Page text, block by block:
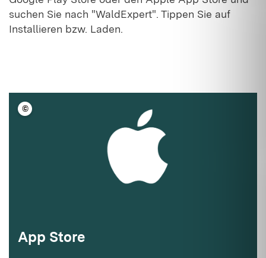
suchen Sie nach "WaldExpert". Tippen Sie auf
Installieren bzw. Laden.
©
App Store